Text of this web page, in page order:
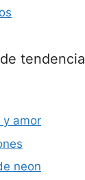
tendencia
y amor
neon